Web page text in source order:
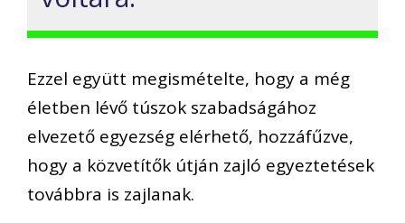
Ezzel együtt megismételte, hogy a még
életben lévő túszok szabadságához
elvezető egyezség elérhető, hozzáfűzve,
hogy a közvetítők útján zajló egyeztetések
továbbra is zajlanak.